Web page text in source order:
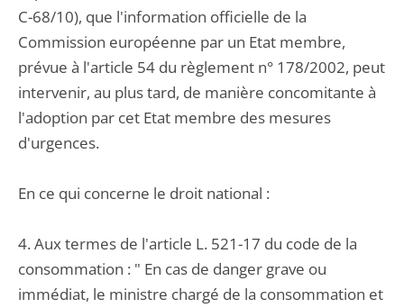
C-68/10), que l'information officielle de la
Commission européenne par un Etat membre,
prévue à l'article 54 du règlement n° 178/2002, peut
intervenir, au plus tard, de manière concomitante à
l'adoption par cet Etat membre des mesures
d'urgences.
En ce qui concerne le droit national :
4. Aux termes de l'article L. 521-17 du code de la
consommation : " En cas de danger grave ou
immédiat, le ministre chargé de la consommation et